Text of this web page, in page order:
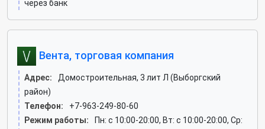
через банк
Вента, торговая компания
Адрес:
Домостроительная, 3 лит Л (Выборгский
район)
Телефон:
+7-963-249-80-60
Режим работы:
Пн: c 10:00-20:00, Вт: c 10:00-20:00, Ср: